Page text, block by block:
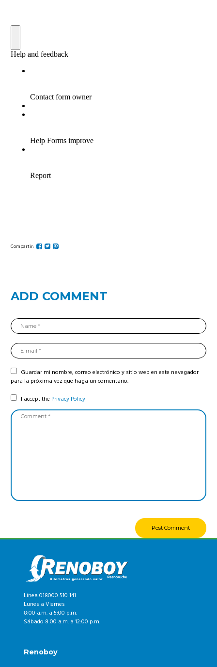
Compartir:
ADD COMMENT
Guardar mi nombre, correo electrónico y sitio web en este navegador
para la próxima vez que haga un comentario.
I accept the Privacy Policy
Línea 018000 510 141
Lunes a Viernes
8:00 a.m. a 5:00 p.m.
Sábado 8:00 a.m. a 12:00 p.m.
Renoboy